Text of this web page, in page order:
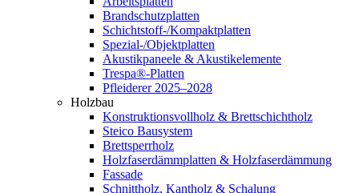
Brandschutzplatten
Schichtstoff-/Kompaktplatten
Spezial-/Objektplatten
Akustikpaneele & Akustikelemente
Trespa®-Platten
Pfleiderer 2025–2028
Holzbau
Konstruktionsvollholz & Brettschichtholz
Steico Bausystem
Brettsperrholz
Holzfaserdämmplatten & Holzfaserdämmung
Fassade
Schnittholz, Kantholz & Schalung